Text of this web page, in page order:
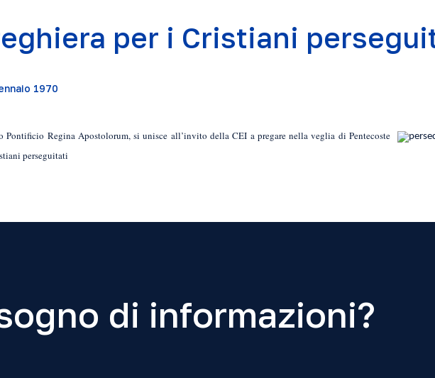
per i Cristiani
1970
Pontificio Regina Apostolorum, si unisce all’invito della CEI a pregare nella veglia di Pentecoste
perseguitati
di informazioni?